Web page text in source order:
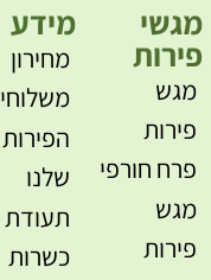
מגשי
פירות
מגש
פירות
פרח חורפי
מגש
פירות
מידע
מחירון
משלוחים
הפירות
שלנו
תעודת
כשרות